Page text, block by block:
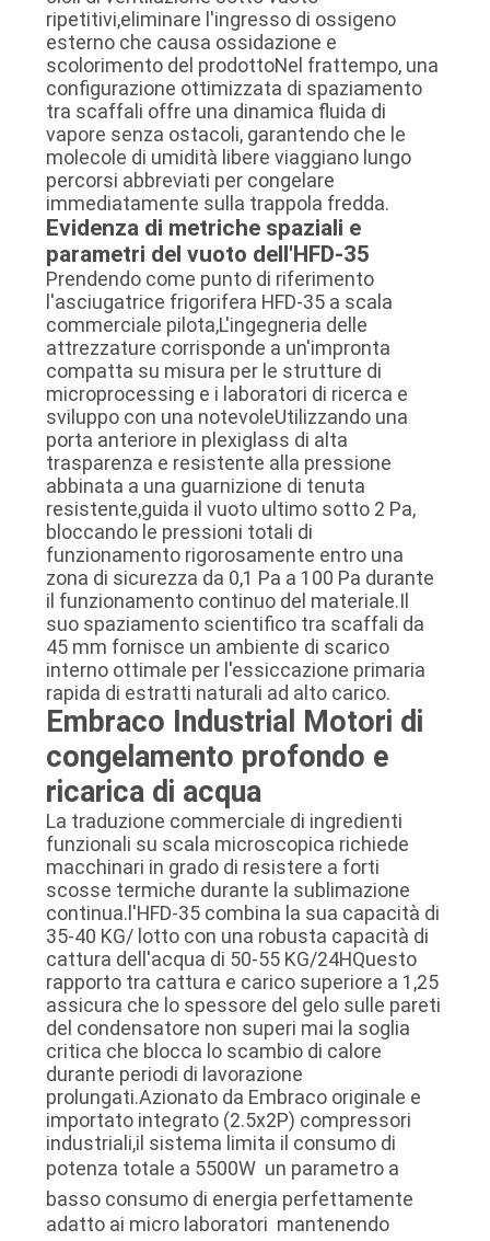
ripetitivi,eliminare l'ingresso di ossigeno
esterno che causa ossidazione e
scolorimento del prodottoNel frattempo, una
configurazione ottimizzata di spaziamento
tra scaffali offre una dinamica fluida di
vapore senza ostacoli, garantendo che le
molecole di umidità libere viaggiano lungo
percorsi abbreviati per congelare
immediatamente sulla trappola fredda.
Evidenza di metriche spaziali e
parametri del vuoto dell'HFD-35
Prendendo come punto di riferimento
l'asciugatrice frigorifera HFD-35 a scala
commerciale pilota,L'ingegneria delle
attrezzature corrisponde a un'impronta
compatta su misura per le strutture di
microprocessing e i laboratori di ricerca e
sviluppo con una notevoleUtilizzando una
porta anteriore in plexiglass di alta
trasparenza e resistente alla pressione
abbinata a una guarnizione di tenuta
resistente,guida il vuoto ultimo sotto 2 Pa,
bloccando le pressioni totali di
funzionamento rigorosamente entro una
zona di sicurezza da 0,1 Pa a 100 Pa durante
il funzionamento continuo del materiale.Il
suo spaziamento scientifico tra scaffali da
45 mm fornisce un ambiente di scarico
interno ottimale per l'essiccazione primaria
rapida di estratti naturali ad alto carico.
Embraco Industrial Motori di
congelamento profondo e
ricarica di acqua
La traduzione commerciale di ingredienti
funzionali su scala microscopica richiede
macchinari in grado di resistere a forti
scosse termiche durante la sublimazione
continua.l'HFD-35 combina la sua capacità di
35-40 KG/ lotto con una robusta capacità di
cattura dell'acqua di 50-55 KG/24HQuesto
rapporto tra cattura e carico superiore a 1,25
assicura che lo spessore del gelo sulle pareti
del condensatore non superi mai la soglia
critica che blocca lo scambio di calore
durante periodi di lavorazione
prolungati.Azionato da Embraco originale e
importato integrato (2.5x2P) compressori
industriali,il sistema limita il consumo di
potenza totale a 5500W  un parametro a
basso consumo di energia perfettamente
adatto ai micro laboratori  mantenendo